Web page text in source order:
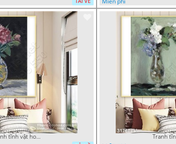
Tranh tĩnh vật hoa quả sơn dầu nghệ thuật